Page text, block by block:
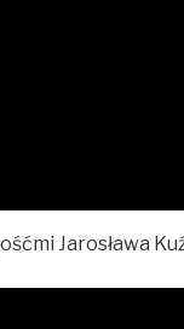
Jarosława